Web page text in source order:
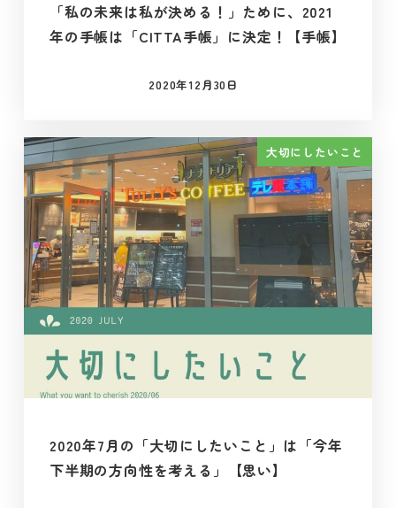
「私の未来は私が決める！」ために、2021
年の手帳は「CITTA手帳」に決定！【手帳】
投稿日
2020年12月30日
大切にしたいこと
2020年7月の「大切にしたいこと」は「今年
下半期の方向性を考える」【思い】